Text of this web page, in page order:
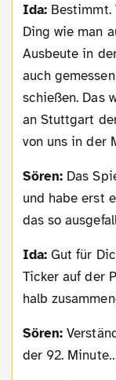
Ida: Bestimmt.
Ding wie man
Ausbeute in
auch
schießen. Das
an Stuttgart
von uns in der
Sören: Das
und habe erst
das so
Ida: Gut für
Ticker auf der
halb
Sören:
der 92.